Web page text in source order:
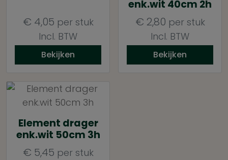
€ 4,05 per stuk
Incl. BTW
Bekijken
enk.wit 40cm 2h
€ 2,80 per stuk
Incl. BTW
Bekijken
Element drager
enk.wit 50cm 3h
€ 5,45 per stuk